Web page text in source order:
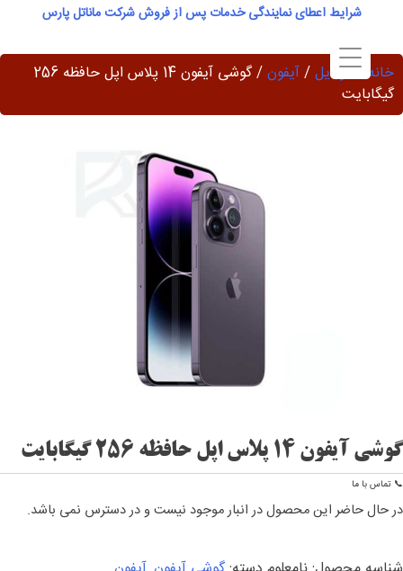
content
شرایط اعطای نمایندگی خدمات پس از فروش شرکت ماناتل پارس
خانه/موبایل/آیفون
/ گوشی آیفون 14 پلاس اپل حافظه 256
گیگابایت
گوشی آیفون 14 پلاس اپل حافظه 256 گیگابایت
📞 تماس با ما
در حال حاضر این محصول در انبار موجود نیست و در دسترس نمی باشد.